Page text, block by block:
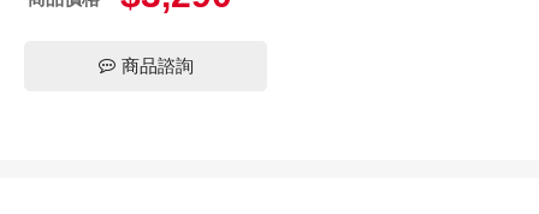
商品諮詢